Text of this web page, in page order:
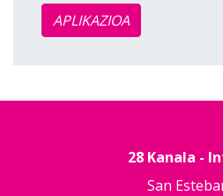
APLIKAZIOA
28 Kanala -
San